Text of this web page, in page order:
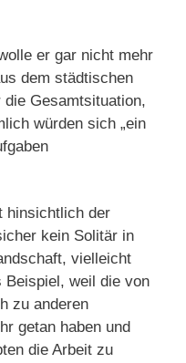
er gar nicht mehr
dem städtischen
die Gesamtsituation,
würden sich „ein
hinsichtlich der
kein Solitär in
vielleicht
weil die von
zu anderen
getan haben und
die Arbeit zu